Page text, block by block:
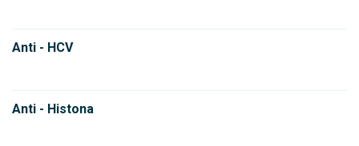
Anti - HCV
Anti - Histona